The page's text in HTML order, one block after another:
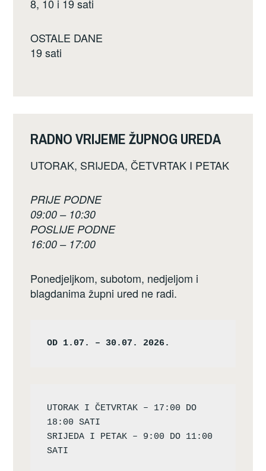
8, 10 i 19 sati
OSTALE DANE
19 sati
RADNO VRIJEME ŽUPNOG UREDA
UTORAK, SRIJEDA, ČETVRTAK I PETAK
PRIJE PODNE
09:00 – 10:30
POSLIJE PODNE
16:00 – 17:00
Ponedjeljkom, subotom, nedjeljom i
blagdanima župni ured ne radi.
OD 1.07. – 30.07. 2026.
UTORAK I ČETVRTAK – 17:00 DO
18:00 SATI
SRIJEDA I PETAK – 9:00 DO 11:00